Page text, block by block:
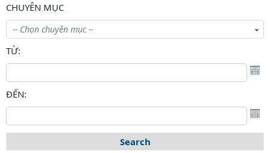
CHUYÊN MỤC
TỪ:
ĐẾN:
Tìm kiếm